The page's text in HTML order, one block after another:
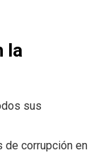
la
sus
de corrupción en